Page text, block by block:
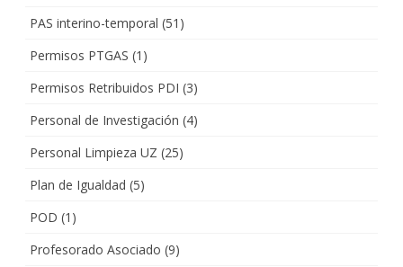
PAS interino-temporal (51)
Permisos PTGAS (1)
Permisos Retribuidos PDI (3)
Personal de Investigación (4)
Personal Limpieza UZ (25)
Plan de Igualdad (5)
POD (1)
Profesorado Asociado (9)